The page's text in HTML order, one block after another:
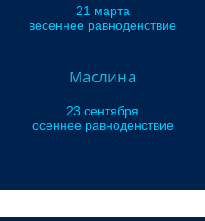
21 марта
весеннее равноденствие
Маслина
23 сентября
осеннее равноденствие